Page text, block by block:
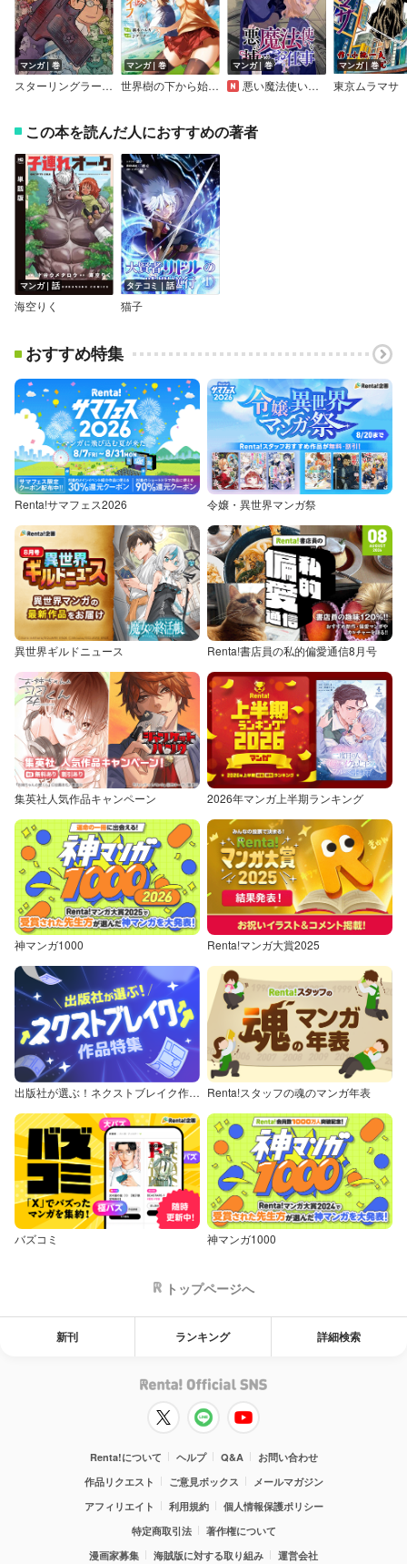
マンガ｜巻
スターリングラードの凶賊
マンガ｜巻
世界樹の下から始める半竜少女と僕の無双ライフ
マンガ｜巻
悪い魔法使いを捕まえるお仕事
マンガ｜巻
東京ムラマサ
この本を読んだ人におすすめの著者
マンガ｜話
海空りく
タテコミ｜話
猫子
おすすめ特集
Renta!サマフェス2026 令嬢・異世界マンガ祭
異世界ギルドニュース Renta!書店員の私的偏愛通信8月号
集英社人気作品キャンペーン 2026年マンガ上半期ランキング
神マンガ1000 Renta!マンガ大賞2025
出版社が選ぶ！ネクストブレイク作品特集 Renta!スタッフの魂のマンガ年表
バズコミ 神マンガ1000
トップページへ
新刊 ランキング 詳細検索
Renta!について ヘルプ Q&A
お問い合わせ
作品リクエスト
ご意見ボックス
メールマガジン
アフィリエイト
利用規約
個人情報保護ポリシー
特定商取引法
著作権について
漫画家募集
海賊版に対する取り組み 運営会社